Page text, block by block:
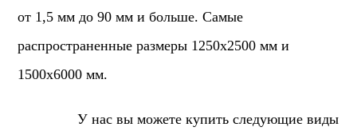
от 1,5 мм до 90 мм и больше. Самые
распространенные размеры 1250х2500 мм и
1500х6000 мм.
У нас вы можете купить следующие виды